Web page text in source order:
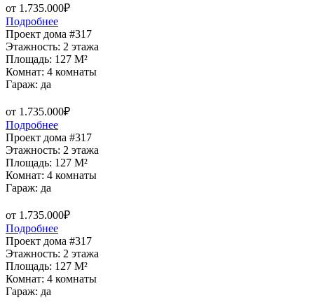
от 1.735.000₽
Подробнее
Проект дома #317
Этажность: 2 этажа
Площадь: 127 M²
Комнат: 4 комнаты
Гараж: да
от 1.735.000₽
Подробнее
Проект дома #317
Этажность: 2 этажа
Площадь: 127 M²
Комнат: 4 комнаты
Гараж: да
от 1.735.000₽
Подробнее
Проект дома #317
Этажность: 2 этажа
Площадь: 127 M²
Комнат: 4 комнаты
Гараж: да